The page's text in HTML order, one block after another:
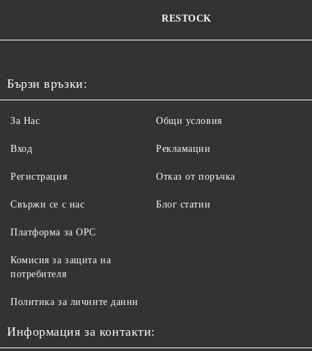
RESTOCK
Бързи връзки:
За Нас
Вход
Регистрация
Свържи се с нас
Общи условия
Рекламации
Отказ от поръчка
Блог статии
Платформа за ОРС
Комисия за защита на
потребителя
Политика за личните данни
Информация за контакти: